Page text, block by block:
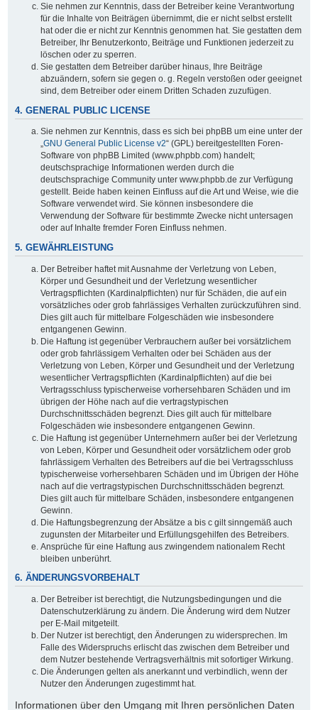
Sie nehmen zur Kenntnis, dass der Betreiber keine Verantwortung
für die Inhalte von Beiträgen übernimmt, die er nicht selbst erstellt
hat oder die er nicht zur Kenntnis genommen hat. Sie gestatten dem
Betreiber, Ihr Benutzerkonto, Beiträge und Funktionen jederzeit zu
löschen oder zu sperren.
Sie gestatten dem Betreiber darüber hinaus, Ihre Beiträge
abzuändern, sofern sie gegen o. g. Regeln verstoßen oder geeignet
sind, dem Betreiber oder einem Dritten Schaden zuzufügen.
4. GENERAL PUBLIC LICENSE
Sie nehmen zur Kenntnis, dass es sich bei phpBB um eine unter der
„GNU General Public License v2“ (GPL) bereitgestellten Foren-
Software von phpBB Limited (www.phpbb.com) handelt;
deutschsprachige Informationen werden durch die
deutschsprachige Community unter www.phpbb.de zur Verfügung
gestellt. Beide haben keinen Einfluss auf die Art und Weise, wie die
Software verwendet wird. Sie können insbesondere die
Verwendung der Software für bestimmte Zwecke nicht untersagen
oder auf Inhalte fremder Foren Einfluss nehmen.
5. GEWÄHRLEISTUNG
Der Betreiber haftet mit Ausnahme der Verletzung von Leben,
Körper und Gesundheit und der Verletzung wesentlicher
Vertragspflichten (Kardinalpflichten) nur für Schäden, die auf ein
vorsätzliches oder grob fahrlässiges Verhalten zurückzuführen sind.
Dies gilt auch für mittelbare Folgeschäden wie insbesondere
entgangenen Gewinn.
Die Haftung ist gegenüber Verbrauchern außer bei vorsätzlichem
oder grob fahrlässigem Verhalten oder bei Schäden aus der
Verletzung von Leben, Körper und Gesundheit und der Verletzung
wesentlicher Vertragspflichten (Kardinalpflichten) auf die bei
Vertragsschluss typischerweise vorhersehbaren Schäden und im
übrigen der Höhe nach auf die vertragstypischen
Durchschnittsschäden begrenzt. Dies gilt auch für mittelbare
Folgeschäden wie insbesondere entgangenen Gewinn.
Die Haftung ist gegenüber Unternehmern außer bei der Verletzung
von Leben, Körper und Gesundheit oder vorsätzlichem oder grob
fahrlässigem Verhalten des Betreibers auf die bei Vertragsschluss
typischerweise vorhersehbaren Schäden und im Übrigen der Höhe
nach auf die vertragstypischen Durchschnittsschäden begrenzt.
Dies gilt auch für mittelbare Schäden, insbesondere entgangenen
Gewinn.
Die Haftungsbegrenzung der Absätze a bis c gilt sinngemäß auch
zugunsten der Mitarbeiter und Erfüllungsgehilfen des Betreibers.
Ansprüche für eine Haftung aus zwingendem nationalem Recht
bleiben unberührt.
6. ÄNDERUNGSVORBEHALT
Der Betreiber ist berechtigt, die Nutzungsbedingungen und die
Datenschutzerklärung zu ändern. Die Änderung wird dem Nutzer
per E-Mail mitgeteilt.
Der Nutzer ist berechtigt, den Änderungen zu widersprechen. Im
Falle des Widerspruchs erlischt das zwischen dem Betreiber und
dem Nutzer bestehende Vertragsverhältnis mit sofortiger Wirkung.
Die Änderungen gelten als anerkannt und verbindlich, wenn der
Nutzer den Änderungen zugestimmt hat.
Informationen über den Umgang mit Ihren persönlichen Daten